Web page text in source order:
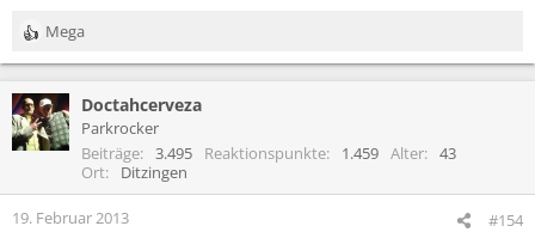
R
e
k
t
i
n
e
Mega
Doctahcerveza
Parkrocker
Beiträge
3.495 Reaktionspunkte 1.459 Alter
43
Ort
Ditzingen
19. Februar 2013 #154